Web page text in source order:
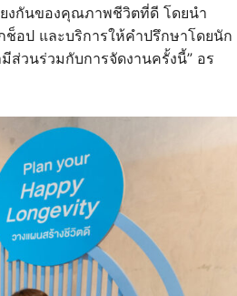
ยงกันของคุณภาพชีวิตที่ดี โดยนำ
ช็อป และบริการให้คำปรึกษาโดยนัก
ส่วนร่วมกับการจัดงานครั้งนี้” อร